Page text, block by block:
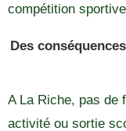
compétition
Des
A La Riche, pas de
activité ou sortie